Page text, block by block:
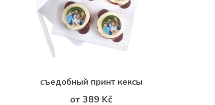
съедобный принт кексы
от 389 Kč